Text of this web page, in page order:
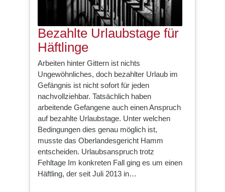
Bezahlte Urlaubstage für
Häftlinge
Arbeiten hinter Gittern ist nichts
Ungewöhnliches, doch bezahlter Urlaub im
Gefängnis ist nicht sofort für jeden
nachvollziehbar. Tatsächlich haben
arbeitende Gefangene auch einen Anspruch
auf bezahlte Urlaubstage. Unter welchen
Bedingungen dies genau möglich ist,
musste das Oberlandesgericht Hamm
entscheiden. Urlaubsanspruch trotz
Fehltage Im konkreten Fall ging es um einen
Häftling, der seit Juli 2013 in…